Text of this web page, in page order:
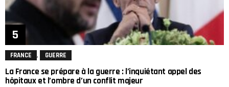
FRANCE , GUERRE
La France se prépare à la guerre : l’inquiétant appel des
hôpitaux et l’ombre d’un conflit majeur